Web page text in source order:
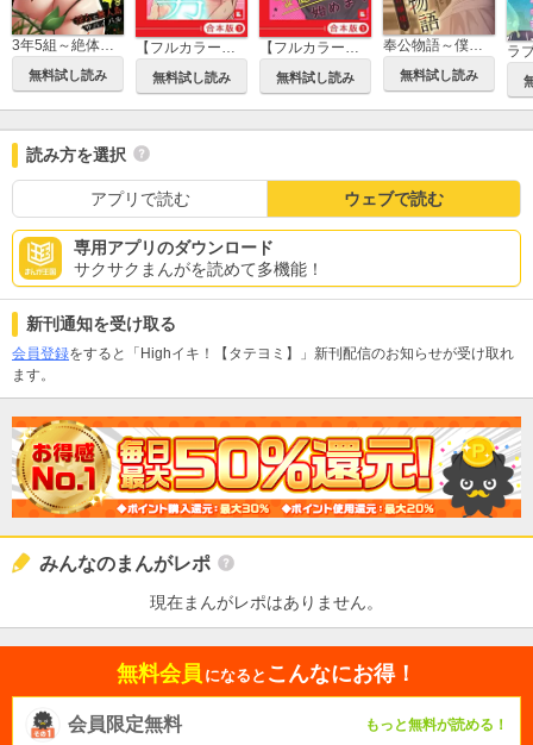
3年5組～絶体絶命！淫らな無人島サバイバル～【タテヨミ】
無料試し読み 無料試し読み 無料試し読み
奉公物語～僕のお嬢様～【タテヨミ】
無料試し読み
読み方を選択
アプリで読む ウェブで読む
専用アプリのダウンロード
サクサクまんがを読めて多機能！
新刊通知を受け取る
会員登録をすると「Highイキ！【タテヨミ】」新刊配信のお知らせが受け取れ
ます。
みんなのまんがレポ
現在まんがレポはありません。
無料会員 になると こんなにお得！
会員限定無料 もっと無料が読める！